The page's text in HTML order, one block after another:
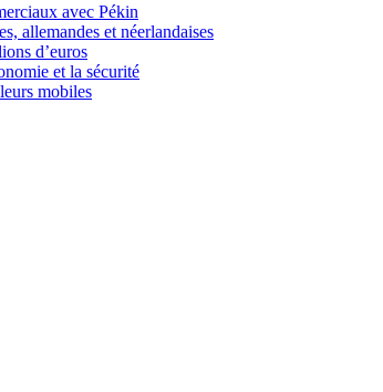
avec Pékin
allemandes et néerlandaises
d’euros
et la sécurité
mobiles